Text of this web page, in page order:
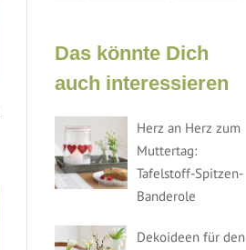
Das könnte Dich
auch interessieren
Herz an Herz zum
Muttertag:
Tafelstoff-Spitzen-
Banderole
Dekoideen für den